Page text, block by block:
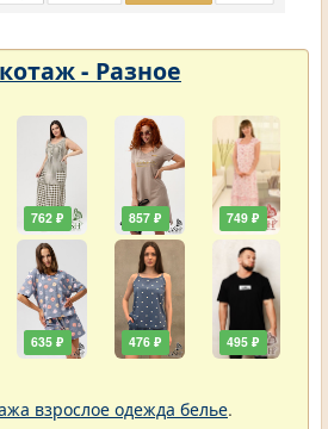
- Разное
762 ₽
635 ₽
857 ₽
476 ₽
749 ₽
495 ₽
взрослое одежда белье.